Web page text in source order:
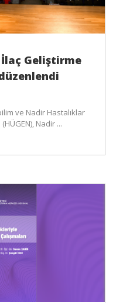
Geliştirme
ve Nadir Hastalıklar
Nadir ...